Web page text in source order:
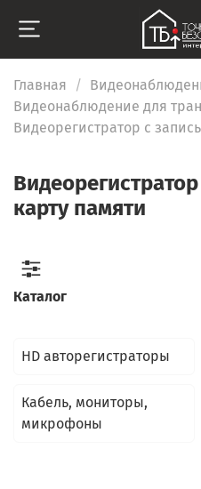
Главная
Видеонаблюдение для
Видеорегистратор с
карту памяти
HD авторегистраторы
Кабель, мониторы,
микрофоны
Каталог